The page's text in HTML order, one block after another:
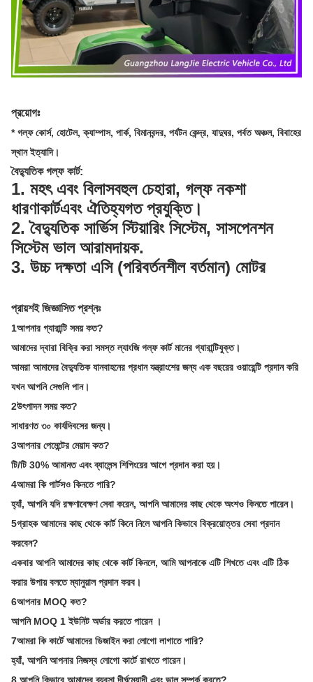
প্রয়োগঃ
* গল্ফ কোর্স, হোটেল, ক্যাম্পাস, পার্ক, বিমানবন্দর, পর্যটন কেন্দ্র, যাদুঘর, পর্বত অঞ্চল, বিবাহের
স্থান ইত্যাদি।
বৈদ্যুতিক গল্ফ কার্ট:
1. মহৎ এবং বিলাসবহুল চেহারা, গল্ফ নকশা
ধারণাকার্টএবং ঐতিহ্যগত প্রযুক্তি।
2. বৈদ্যুতিক সার্ভিস স্টিয়ারিং সিস্টেম, সাসপেনশন
সিস্টেম ভাল আরামদায়ক.
3. উচ্চ দক্ষতা এসি (পরিবর্তনশীল বর্তমান) মোটর
প্রায়শই জিজ্ঞাসিত প্রশ্নঃ
1আপনার গ্যারান্টি সময় কত?
আমাদের দ্বারা বিক্রি করা সমস্ত ল্যাংজি গল্ফ কার্ট মানের গ্যারান্টিযুক্ত।
আমরা আমাদের বৈদ্যুতিক যানবাহনের প্রধান যন্ত্রাংশের জন্য এক বছরের ওয়ারেন্টি প্রদান করি
যখন আপনি সেগুলি পান।
2উৎপাদন সময় কত?
সাধারণত ৩০ কার্যদিবসের জন্য।
3আপনার পেমেন্টের মেয়াদ কত?
টি/টি 30% আমানত এবং ব্যালেন্স শিপিংয়ের আগে প্রদান করা হয়।
4আমরা কি পার্টসও কিনতে পারি?
হ্যাঁ, আপনি যদি রক্ষণাবেক্ষণ সেবা করেন, আপনি আমাদের কাছ থেকে অংশও কিনতে পারেন।
5গ্রাহক আমাদের কাছ থেকে কার্ট কিনে নিলে আপনি কিভাবে বিক্রয়োত্তর সেবা প্রদান
করবেন?
একবার আপনি আমাদের কাছ থেকে কার্ট কিনলে, আমি আপনাকে এটি শিখতে এবং এটি ঠিক
করার উপায় বলতে ম্যানুয়াল প্রদান করব।
6আপনার MOQ কত?
আপনি MOQ 1 ইউনিট অর্ডার করতে পারেন ।
7আমরা কি কার্টে আমাদের ডিজাইন করা লোগো লাগাতে পারি?
হ্যাঁ, আপনি আপনার নিজস্ব লোগো কার্টে রাখতে পারেন।